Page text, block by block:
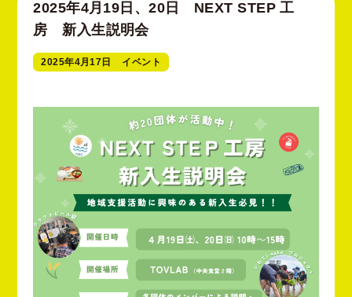
2025年4月19日、20日 NEXT STEP 工
房 新入生説明会
2025年4月17日 イベント